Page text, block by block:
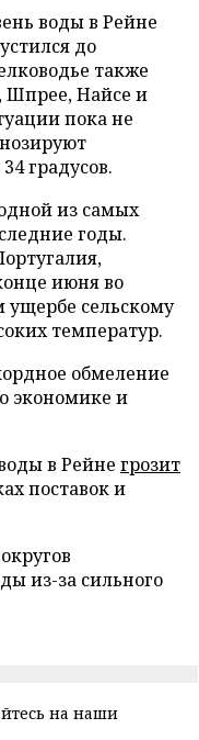
воды в Рейне
до
также
Шпрее, Найсе и
пока не
градусов.
из самых
годы.
июня во
сельскому
температур.
обмеление
экономике и
в Рейне грозит
поставок и
из-за сильного
на наши